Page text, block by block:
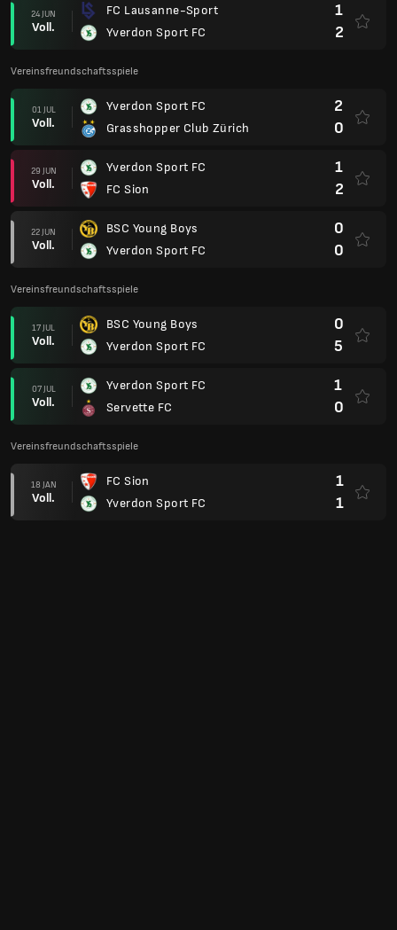
24 JUN
Voll.
FC Lausanne-Sport
Yverdon Sport FC
1
2
Vereinsfreundschaftsspiele
01 JUL
Voll.
Yverdon Sport FC
Grasshopper Club Zürich
2
0
29 JUN
Voll.
Yverdon Sport FC
FC Sion
1
2
22 JUN
Voll.
BSC Young Boys
Yverdon Sport FC
0
0
Vereinsfreundschaftsspiele
17 JUL
Voll.
BSC Young Boys
Yverdon Sport FC
0
5
07 JUL
Voll.
Yverdon Sport FC
Servette FC
1
0
Vereinsfreundschaftsspiele
18 JAN
Voll.
FC Sion
Yverdon Sport FC
1
1